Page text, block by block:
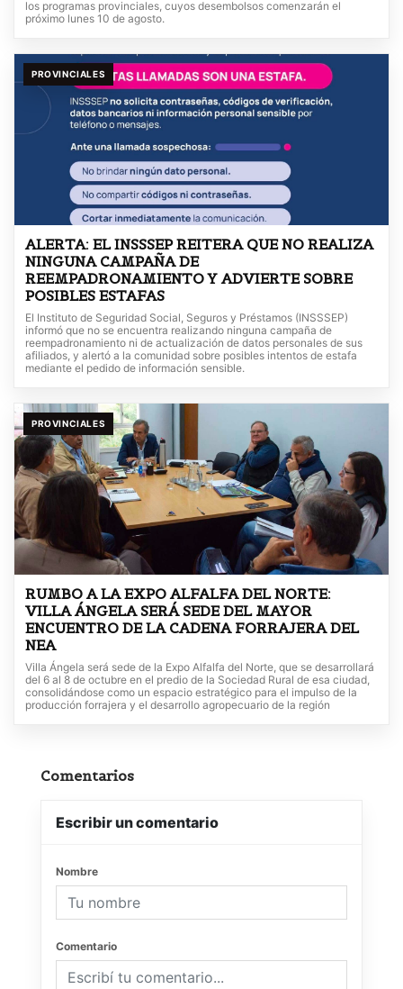
los programas provinciales, cuyos desembolsos comenzarán el
próximo lunes 10 de agosto.
PROVINCIALES
ALERTA: EL INSSSEP REITERA QUE NO REALIZA
NINGUNA CAMPAÑA DE
REEMPADRONAMIENTO Y ADVIERTE SOBRE
POSIBLES ESTAFAS
El Instituto de Seguridad Social, Seguros y Préstamos (INSSSEP)
informó que no se encuentra realizando ninguna campaña de
reempadronamiento ni de actualización de datos personales de sus
afiliados, y alertó a la comunidad sobre posibles intentos de estafa
mediante el pedido de información sensible.
PROVINCIALES
RUMBO A LA EXPO ALFALFA DEL NORTE:
VILLA ÁNGELA SERÁ SEDE DEL MAYOR
ENCUENTRO DE LA CADENA FORRAJERA DEL
NEA
Villa Ángela será sede de la Expo Alfalfa del Norte, que se desarrollará
del 6 al 8 de octubre en el predio de la Sociedad Rural de esa ciudad,
consolidándose como un espacio estratégico para el impulso de la
producción forrajera y el desarrollo agropecuario de la región
Comentarios
Escribir un comentario
Nombre
Comentario